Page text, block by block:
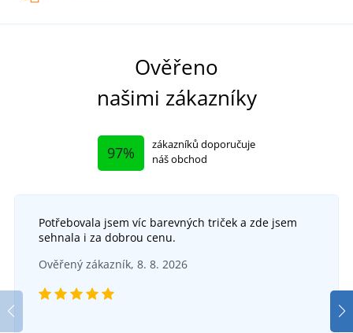
Ověřeno
našimi zákazníky
97%
zákazníků doporučuje
náš obchod
Potřebovala jsem víc barevných triček a zde jsem
sehnala i za dobrou cenu.
Ověřený zákazník, 8. 8. 2026